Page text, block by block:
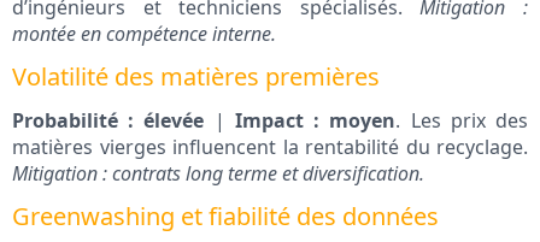
d’ingénieurs et techniciens spécialisés.Mitigation :
montée en compétence interne.
Volatilité des matières premières
Probabilité : élevée | Impact : moyen. Les prix des
matières vierges influencent la rentabilité du recyclage.
Mitigation : contrats long terme et diversification.
Greenwashing et fiabilité des données